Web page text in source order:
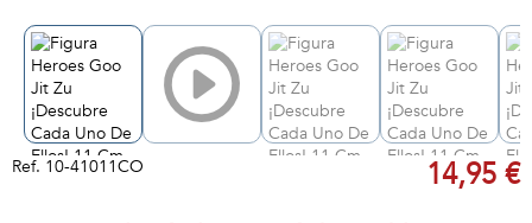
Ref. 10-41011CO 14,95 €